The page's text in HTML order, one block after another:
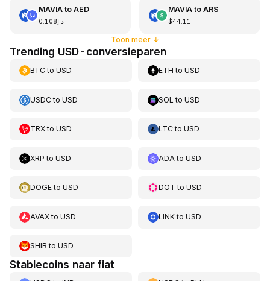
MAVIAto AED
د.إ0.108
MAVIAto ARS
$44.11
Toon meer↓
Trending USD-conversieparen
BTCto USD ETH toUSD
USDCto USD SOL toUSD
TRXto USD LTCtoUSD
XRP to USD ADA toUSD
DOGEto USD DOT toUSD
AVAXto USD LINKtoUSD
SHIB to USD
Stablecoins naar fiat